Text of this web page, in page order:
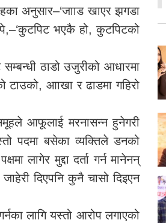
अनुसार–‘जााड खाएर झगडा
भएकै हो, कुटपिटको
सम्बन्धी ठाडो उजुरीको आधारमा
टाउको, आाखा र ढाडमा गहिरो
आफूलाई मरनासन्न हुनेगरी
पदमा बसेका व्यक्तिले डनको
लागेर मुद्दा दर्ता गर्न मानेनन्
दिएपनि कुनै चासो दिइएन
लागि यस्तो आरोप लगाएको